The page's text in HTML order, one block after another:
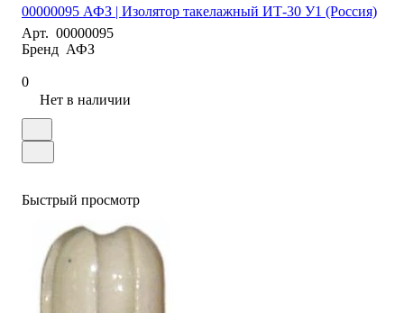
00000095 АФЗ | Изолятор такелажный ИТ-30 У1 (Россия)
Арт. 00000095
Бренд АФЗ
0
Нет в наличии
Быстрый просмотр